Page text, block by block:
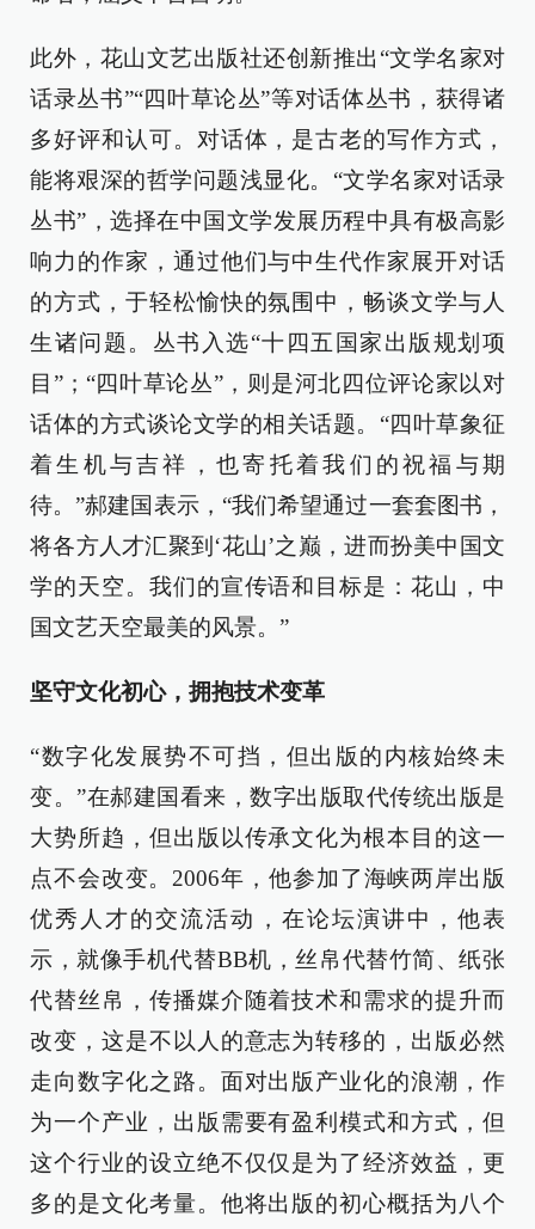
此外，花山文艺出版社还创新推出“文学名家对
话录丛书”“四叶草论丛”等对话体丛书，获得诸
多好评和认可。对话体，是古老的写作方式，
能将艰深的哲学问题浅显化。“文学名家对话录
丛书”，选择在中国文学发展历程中具有极高影
响力的作家，通过他们与中生代作家展开对话
的方式，于轻松愉快的氛围中，畅谈文学与人
生诸问题。丛书入选“十四五国家出版规划项
目”；“四叶草论丛”，则是河北四位评论家以对
话体的方式谈论文学的相关话题。“四叶草象征
着生机与吉祥，也寄托着我们的祝福与期
待。”郝建国表示，“我们希望通过一套套图书，
将各方人才汇聚到‘花山’之巅，进而扮美中国文
学的天空。我们的宣传语和目标是：花山，中
国文艺天空最美的风景。”
坚守文化初心，拥抱技术变革
“数字化发展势不可挡，但出版的内核始终未
变。”在郝建国看来，数字出版取代传统出版是
大势所趋，但出版以传承文化为根本目的这一
点不会改变。2006年，他参加了海峡两岸出版
优秀人才的交流活动，在论坛演讲中，他表
示，就像手机代替BB机，丝帛代替竹简、纸张
代替丝帛，传播媒介随着技术和需求的提升而
改变，这是不以人的意志为转移的，出版必然
走向数字化之路。面对出版产业化的浪潮，作
为一个产业，出版需要有盈利模式和方式，但
这个行业的设立绝不仅仅是为了经济效益，更
多的是文化考量。他将出版的初心概括为八个